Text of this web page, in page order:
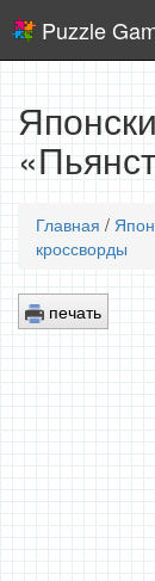
Puzzle
Главная /
кроссворды
печать